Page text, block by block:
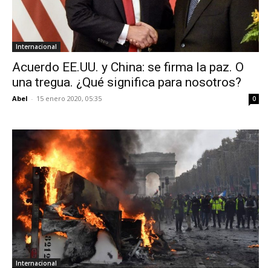
Internacional
Acuerdo EE.UU. y China: se firma la paz. O
una tregua. ¿Qué significa para nosotros?
Abel - 15 enero 2020, 05:35 0
Internacional